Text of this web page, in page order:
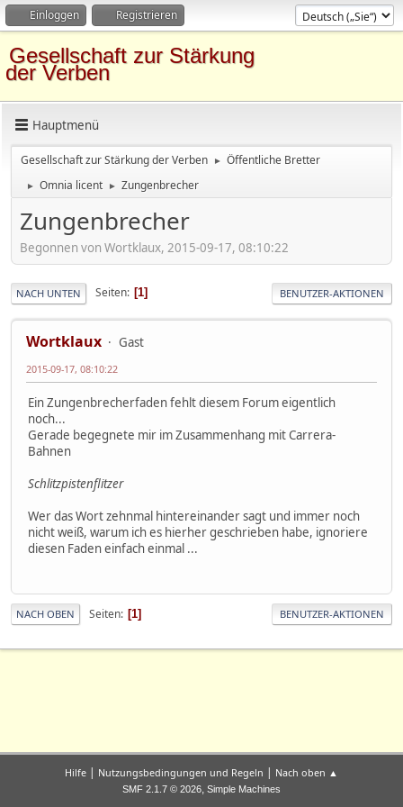
Einloggen Registrieren
Gesellschaft zur Stärkung
der Verben
Hauptmenü
Gesellschaft zur Stärkung der Verben ► Öffentliche Bretter
► Omnia licent ► Zungenbrecher
Zungenbrecher
Begonnen von Wortklaux, 2015-09-17, 08:10:22
NACH UNTEN Seiten 1 BENUTZER-AKTIONEN
Wortklaux Gast
2015-09-17, 08:10:22
Ein Zungenbrecherfaden fehlt diesem Forum eigentlich
noch...
Gerade begegnete mir im Zusammenhang mit Carrera-
Bahnen
Schlitzpistenflitzer
Wer das Wort zehnmal hintereinander sagt und immer noch
nicht weiß, warum ich es hierher geschrieben habe, ignoriere
diesen Faden einfach einmal ...
NACH OBEN Seiten 1 BENUTZER-AKTIONEN
Hilfe | Nutzungsbedingungen und Regeln | Nach oben ▲
SMF 2.1.7 © 2026, Simple Machines